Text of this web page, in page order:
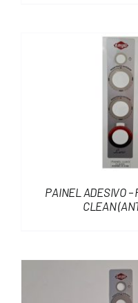
PAINEL ADESIVO –
CLEAN